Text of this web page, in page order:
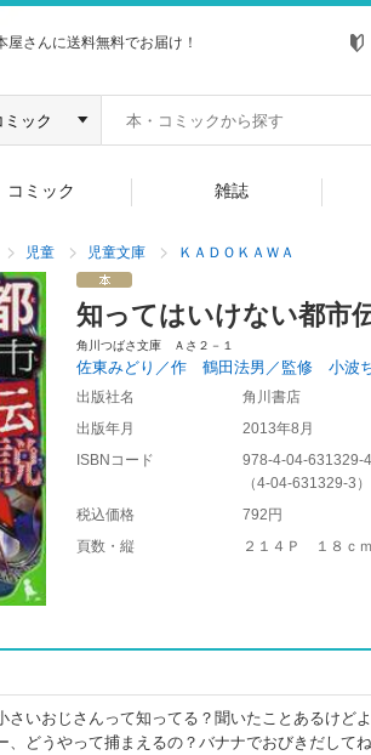
さんに送料無料でお届け！
コミック 雑誌
児童 児童文庫 ＫＡＤＯＫＡＷＡ
知ってはいけない都市
角川つばさ文庫 Ａさ２－１
佐東みどり／作 鶴田法男／監修 小波
出版社名
角川書店
出版年月
2013年8月
ISBNコード
978-4-04-631329-4
（4-04-631329-3 ）
税込価格
792円
頁数・縦
２１４Ｐ １８ｃｍ
さいおじさんって知ってる？聞いたことあるけど
、どうやって捕まえるの？バナナでおびきだし